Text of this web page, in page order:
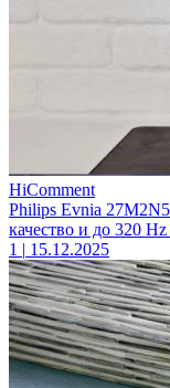
HiComment
Philips Evnia
качество и до 320
1 | 15.12.2025